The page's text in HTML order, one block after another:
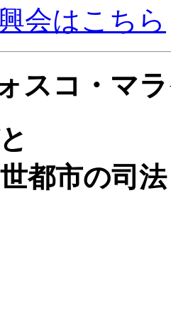
会はこちら
スコ・マ
都市の司